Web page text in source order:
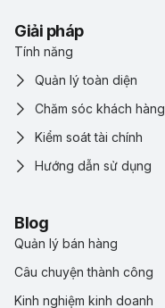
Giải pháp
Tính năng
Quản lý toàn diện
Chăm sóc khách hàng
Kiểm soát tài chính
Hướng dẫn sử dụng
Blog
Quản lý bán hàng
Câu chuyện thành công
Kinh nghiệm kinh doanh